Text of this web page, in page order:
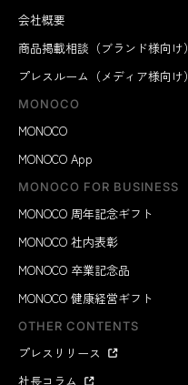
会社概要
商品掲載相談（ブランド様向け）
プレスルーム（メディア様向け）
MONOCO
MONOCO
MONOCO App
MONOCO FOR BUSINESS
MONOCO 周年記念ギフト
MONOCO 社内表彰
MONOCO 卒業記念品
MONOCO 健康経営ギフト
OTHER CONTENTS
プレスリリース
社長コラム